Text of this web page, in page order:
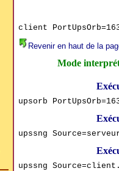
client
Revenir en haut de la
Mode
upsorb
upssng
upssng